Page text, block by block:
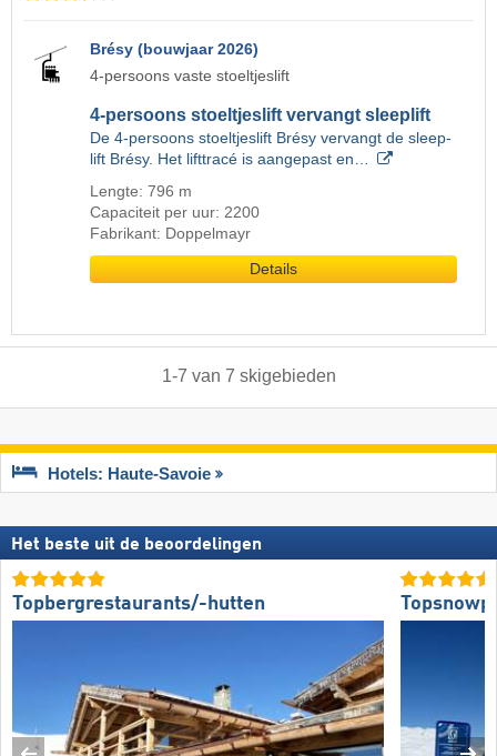
Brésy (bouwjaar 2026)
4-persoons vaste stoeltjeslift
4-persoons stoeltjeslift vervangt sleeplift
De 4-persoons stoeltjeslift Brésy vervangt de sleep-
lift Brésy. Het lifttracé is aangepast en…
Lengte: 796 m
Capaciteit per uur: 2200
Fabrikant: Doppelmayr
Details
1-7 van 7 skigebieden
Hotels: Haute-Savoie
Het beste uit de beoordelingen
Topbergrestaurants/-hutten